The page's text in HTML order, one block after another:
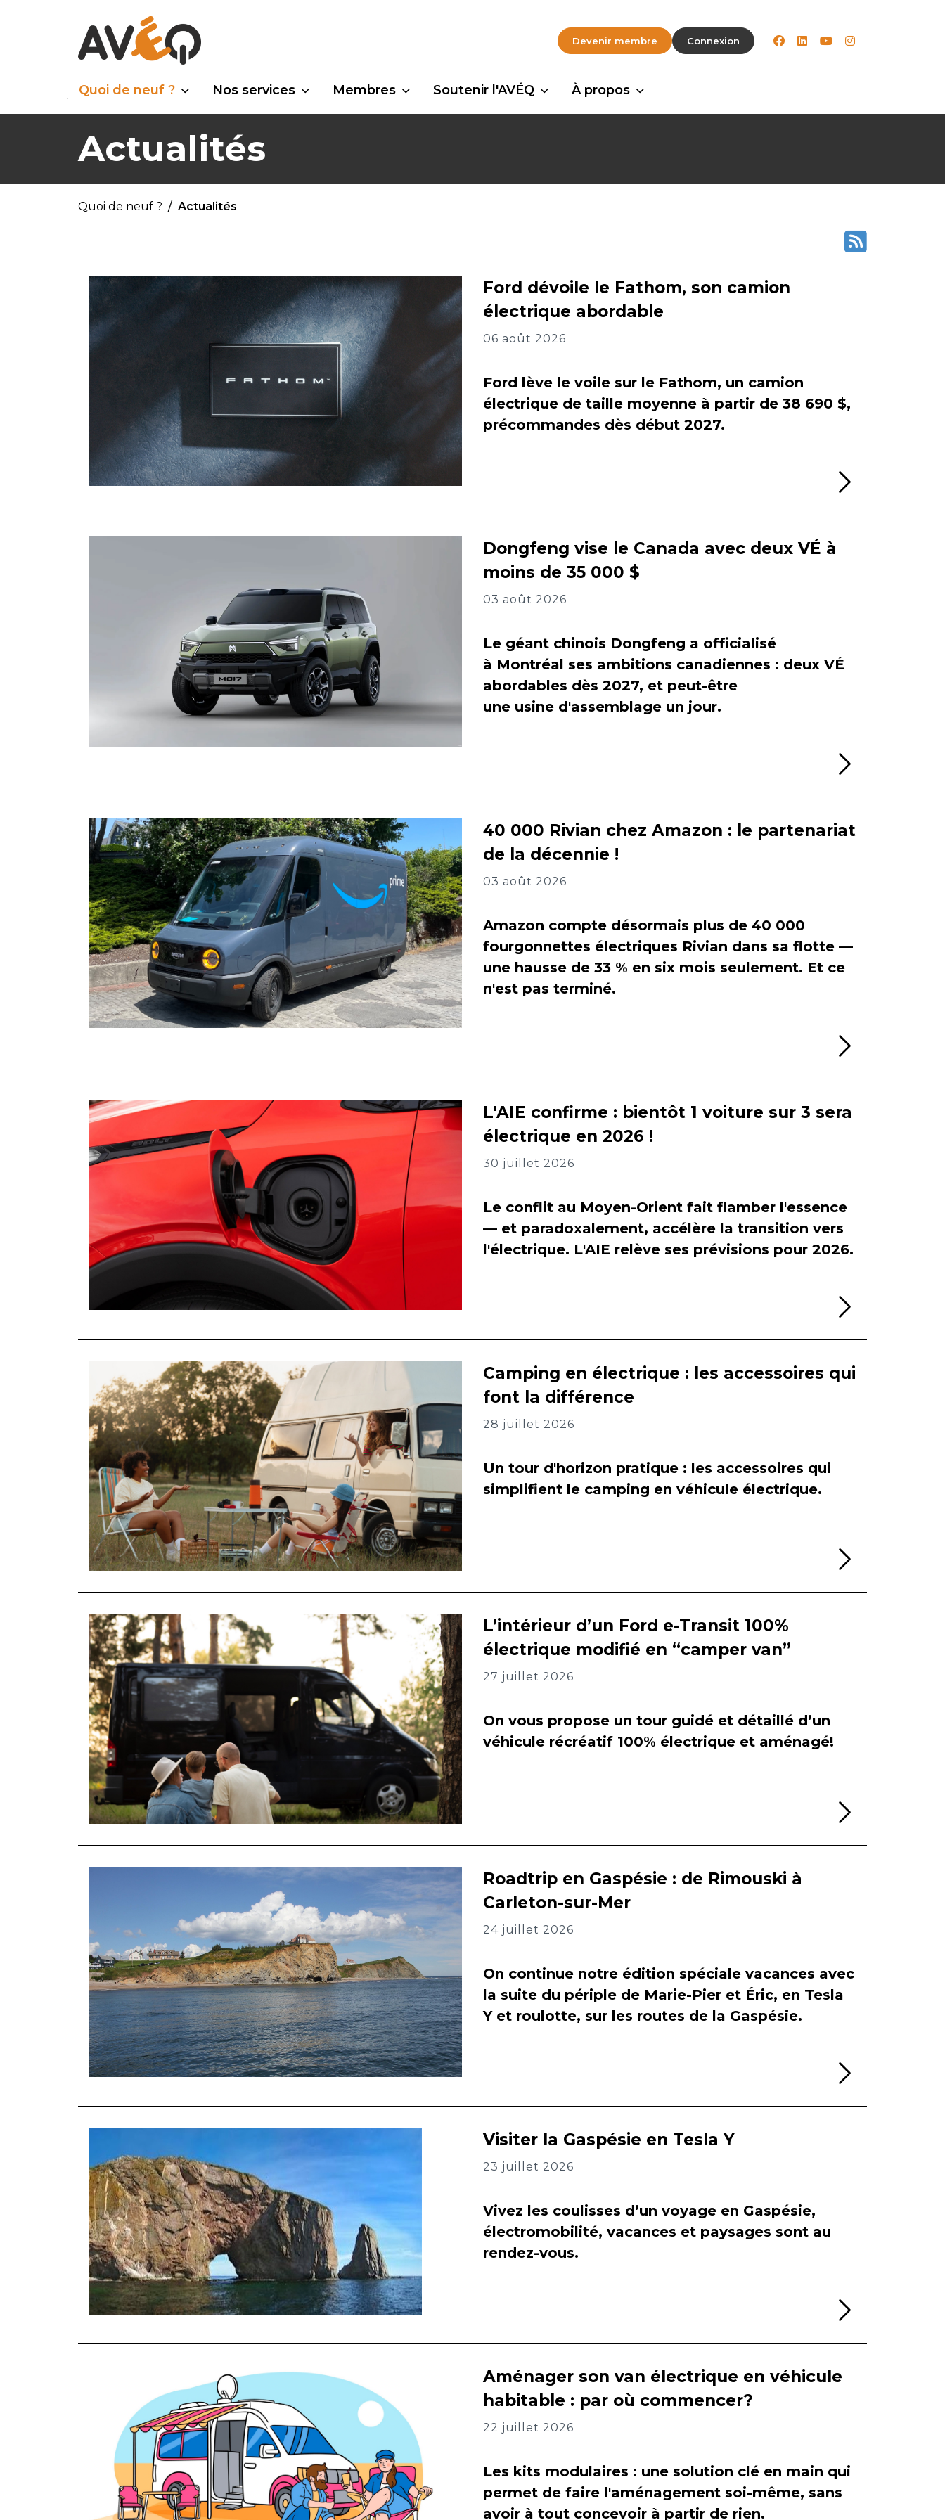
Devenir membre Connexion facebook
linkedinyoutubeinstagram
Quoi de neuf ? Nos services Membres Soutenir l'AVÉQ À propos
Actualités
Quoi de neuf ? Actualités
Ford dévoile le Fathom, son camion
électrique abordable
06 août 2026
Ford lève le voile sur le Fathom, un camion
électrique de taille moyenne à partir de 38 690 $,
précommandes dès début 2027.
Dongfeng vise le Canada avec deux VÉ à
moins de 35 000 $
03 août 2026
Le géant chinois Dongfeng a officialisé
à Montréal ses ambitions canadiennes : deux VÉ
abordables dès 2027, et peut-être
une usine d'assemblage un jour.
40 000 Rivian chez Amazon : le partenariat
de la décennie !
03 août 2026
Amazon compte désormais plus de 40 000
fourgonnettes électriques Rivian dans sa flotte —
une hausse de 33 % en six mois seulement. Et ce
n'est pas terminé.
L'AIE confirme : bientôt 1 voiture sur 3 sera
électrique en 2026 !
30 juillet 2026
Le conflit au Moyen-Orient fait flamber l'essence
— et paradoxalement, accélère la transition vers
l'électrique. L'AIE relève ses prévisions pour 2026.
Camping en électrique : les accessoires qui
font la différence
28 juillet 2026
Un tour d'horizon pratique : les accessoires qui
simplifient le camping en véhicule électrique.
L’intérieur d’un Ford e-Transit 100%
électrique modifié en “camper van”
27 juillet 2026
On vous propose un tour guidé et détaillé d’un
véhicule récréatif 100% électrique et aménagé!
Roadtrip en Gaspésie : de Rimouski à
Carleton-sur-Mer
24 juillet 2026
On continue notre édition spéciale vacances avec
la suite du périple de Marie-Pier et Éric, en Tesla
Y et roulotte, sur les routes de la Gaspésie.
Visiter la Gaspésie en Tesla Y
23 juillet 2026
Vivez les coulisses d’un voyage en Gaspésie,
électromobilité, vacances et paysages sont au
rendez-vous.
Aménager son van électrique en véhicule
habitable : par où commencer?
22 juillet 2026
Les kits modulaires : une solution clé en main qui
permet de faire l'aménagement soi-même, sans
avoir à tout concevoir à partir de rien.